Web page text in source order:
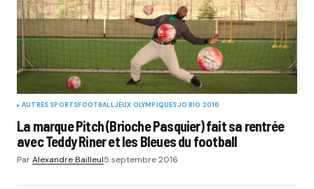
AUTRES SPORTSFOOTBALLJEUX OLYMPIQUESJO RIO 2016
La marque Pitch (Brioche Pasquier) fait sa rentrée
avec Teddy Riner et les Bleues du football
ParAlexandre Bailleul5 septembre 2016